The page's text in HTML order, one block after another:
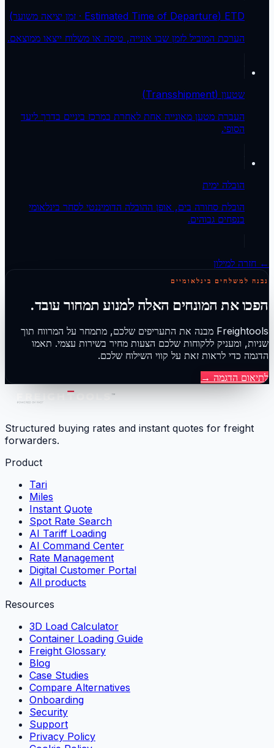
ETD (Estimated Time of Departure · זמן יציאה משוער)
הערכת המוביל לזמן שבו אונייה, טיסה או משלוח ייצאו ממוצאם.
שטעון (Transshipment)
העברת מטען מאונייה אחת לאחרת במרכז ביניים בדרך ליעד
הסופי.
הובלה ימית
הובלת סחורה בים, אופן ההובלה הדומיננטי לסחר בינלאומי
בנפחים גבוהים.
← חזרה למילון
נבנה למשלחים בינלאומיים
הפכו את המונחים האלה למנוע תמחור עובד.
Freightools מבנה את התעריפים שלכם, מתמחר על המרווח תוך
שניות, ומעניק ללקוחות שלכם הצעות מחיר בשירות עצמי. תאמו
הדגמה כדי לראות זאת על קווי השילוח שלכם.
לתיאום הדגמה →
Structured buying rates and instant quotes for freight
forwarders.
Product
Tari
Miles
Instant Quote
Spot Rate Search
AI Tariff Loading
AI Command Center
Rate Management
Digital Customer Portal
All products
Resources
3D Load Calculator
Container Loading Guide
Freight Glossary
Blog
Case Studies
Compare Alternatives
Onboarding
Security
Support
Privacy Policy